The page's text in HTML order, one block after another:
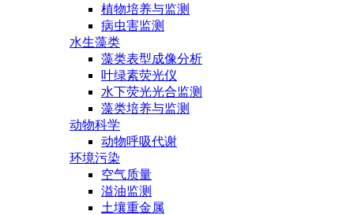
植物培养与监测
病虫害监测
水生藻类
藻类表型成像分析
叶绿素荧光仪
水下荧光光合监测
藻类培养与监测
动物科学
动物呼吸代谢
环境污染
空气质量
溢油监测
土壤重金属